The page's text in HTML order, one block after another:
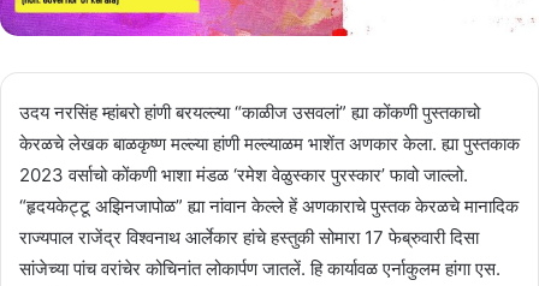
उदय नरसिंह म्हांबरो हांणी बरयल्ल्या “काळीज उसवलां” ह्या कोंकणी पुस्तकाचो
केरळचे लेखक बाळकृष्ण मल्ल्या हांणी मल्ल्याळम भाशेंत अणकार केला. ह्या पुस्तकाक
2023 वर्साचो कोंकणी भाशा मंडळ ‘रमेश वेळुस्कार पुरस्कार’ फावो जाल्लो.
“हृदयकेट्टू अझिनजापोळ” ह्या नांवान केल्ले हें अणकाराचे पुस्तक केरळचे मानादिक
राज्यपाल राजेंद्र विश्वनाथ आर्लेकार हांचे हस्तुकी सोमारा 17 फेब्रुवारी दिसा
सांजेच्या पांच वरांचेर कोचिनांत लोकार्पण जातलें. हि कार्यावळ एर्नाकुलम हांगा एस.